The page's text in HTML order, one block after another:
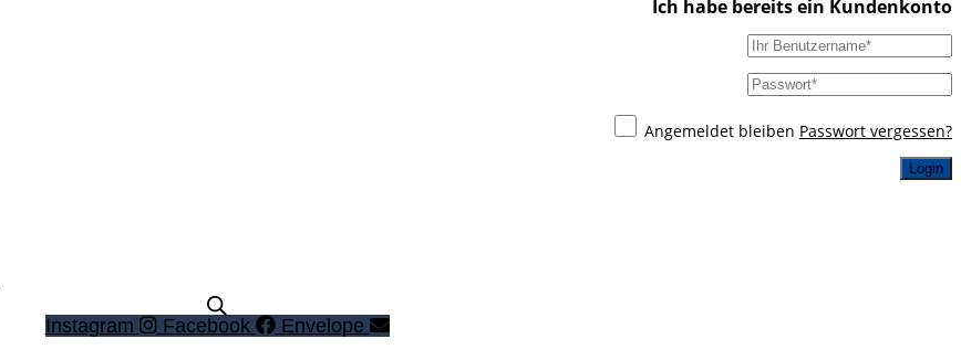
Angemeldet bleiben Passwort vergessen?
Login
Instagram
Facebook Envelope